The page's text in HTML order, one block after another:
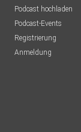
Podcast hochladen
Podcast-Events
Registrierung
Anmeldung